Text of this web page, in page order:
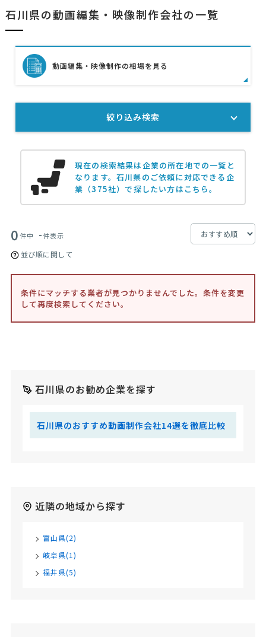
【社内での自部署のPR動画を作成したい】動画制作の見積もり依頼
石川県の動画編集・映像制作会社の一覧
現在の検索結果は企業の所在地での一覧と
なります。石川県のご依頼に対応できる企
業（375社）で探したい方はこちら。
0件中 -件表示
並び順に関して
条件にマッチする業者が見つかりませんでした。条件を変更
して再度検索してください。
石川県のお勧め企業を探す
石川県のおすすめ動画制作会社14選を徹底比較
近隣の地域から探す
富山県(2)
岐阜県(1)
福井県(5)
動画編集・映像制作の相場を見る
絞り込み検索